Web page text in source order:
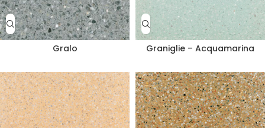
Gralo Graniglie – Acquamarina